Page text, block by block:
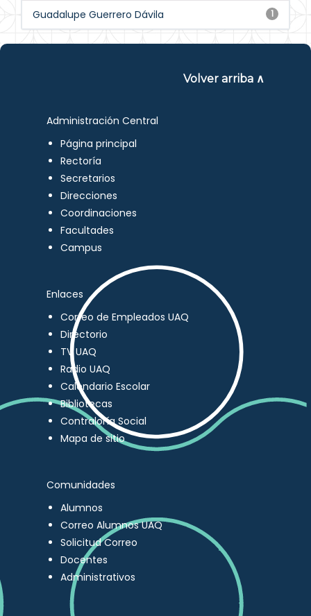
1
Guadalupe Guerrero Dávila
Volver arriba ∧
Administración Central
Página principal
Rectoría
Secretarios
Direcciones
Coordinaciones
Facultades
Campus
Enlaces
Correo de Empleados UAQ
Directorio
TV UAQ
Radio UAQ
Calendario Escolar
Bibliotecas
Contraloría Social
Mapa de sitio
Comunidades
Alumnos
Correo Alumnos UAQ
Solicitud Correo
Docentes
Administrativos